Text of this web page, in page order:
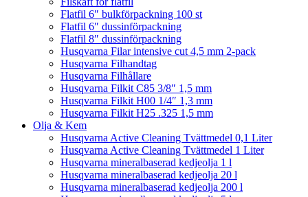
Flatfil 6″ bulkförpackning 100 st
Flatfil 6″ dussinförpackning
Flatfil 8″ dussinförpackning
Husqvarna Filar intensive cut 4,5 mm 2-pack
Husqvarna Filhandtag
Husqvarna Filhållare
Husqvarna Filkit C85 3/8″ 1,5 mm
Husqvarna Filkit H00 1/4″ 1,3 mm
Husqvarna Filkit H25 .325 1,5 mm
Olja & Kem
Husqvarna Active Cleaning Tvättmedel 0,1 Liter
Husqvarna Active Cleaning Tvättmedel 1 Liter
Husqvarna mineralbaserad kedjeolja 1 l
Husqvarna mineralbaserad kedjeolja 20 l
Husqvarna mineralbaserad kedjeolja 200 l